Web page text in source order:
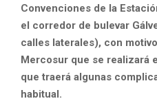
Convenciones de la
el corredor de bulevar
calles laterales), con
Mercosur que se realizará
que traerá algunas
habitual.